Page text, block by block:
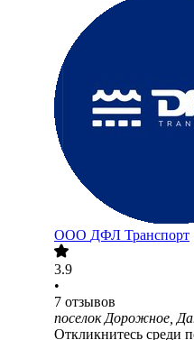
ООО ДФЛ Транспорт
3.9
•
7 отзывов
поселок Дорожное,
Откликнитесь среди